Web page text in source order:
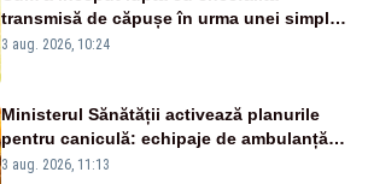
transmisă de căpușe în urma unei simple
vacanțe
3 aug. 2026, 10:24
Ministerul Sănătății activează planurile
pentru caniculă: echipaje de ambulanță
suplimentate, stocuri de medicamente
3 aug. 2026, 11:13